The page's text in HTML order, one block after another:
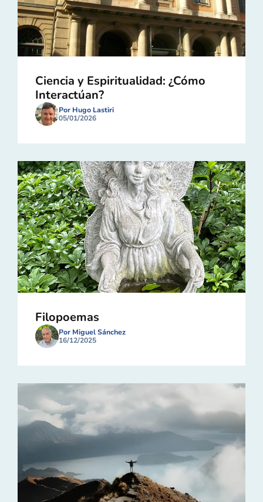
Ciencia y Espiritualidad: ¿Cómo
Interactúan?
Por Hugo Lastiri
05/01/2026
Filopoemas
Por Miguel Sánchez
16/12/2025